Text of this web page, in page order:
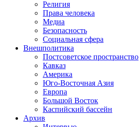
Религия
Права человека
Медиа
Безопасность
Социальная сфера
Внешполитика
Постсоветское пространство
Кавказ
Америка
Юго-Восточная Азия
Европа
Большой Восток
Каспийский бассейн
Архив